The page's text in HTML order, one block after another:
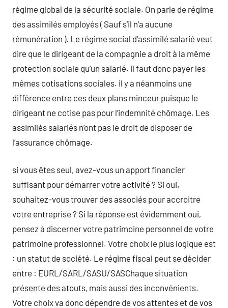
régime global de la sécurité sociale. On parle de régime
des assimilés employés ( Sauf s’il n’a aucune
rémunération ). Le régime social d’assimilé salarié veut
dire que le dirigeant de la compagnie a droit à la même
protection sociale qu’un salarié. il faut donc payer les
mêmes cotisations sociales. il y a néanmoins une
différence entre ces deux plans minceur puisque le
dirigeant ne cotise pas pour l’indemnité chômage. Les
assimilés salariés n’ont pas le droit de disposer de
l’assurance chômage.
si vous êtes seul, avez-vous un apport financier
suffisant pour démarrer votre activité ? Si oui,
souhaitez-vous trouver des associés pour accroitre
votre entreprise ? Si la réponse est évidemment oui,
pensez à discerner votre patrimoine personnel de votre
patrimoine professionnel. Votre choix le plus logique est
: un statut de société. Le régime fiscal peut se décider
entre : EURL/SARL/SASU/SASChaque situation
présente des atouts, mais aussi des inconvénients.
Votre choix va donc dépendre de vos attentes et de vos